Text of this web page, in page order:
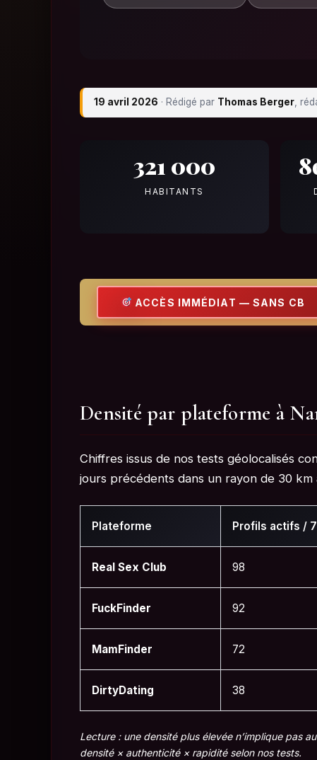
19 avril 2026 · Rédigé par Thomas Berger,
321 000
HABITANTS
ACCÈS IMMÉDIAT — SANS CB
Densité par plateforme à
Chiffres issus de nos tests géolocalisés
jours précédents dans un rayon de 30
Plateforme Profils actifs /
Real Sex Club 98
FuckFinder 92
MamFinder 72
DirtyDating 38
Lecture : une densité plus élevée n’implique pas
densité × authenticité × rapidité selon nos tests.